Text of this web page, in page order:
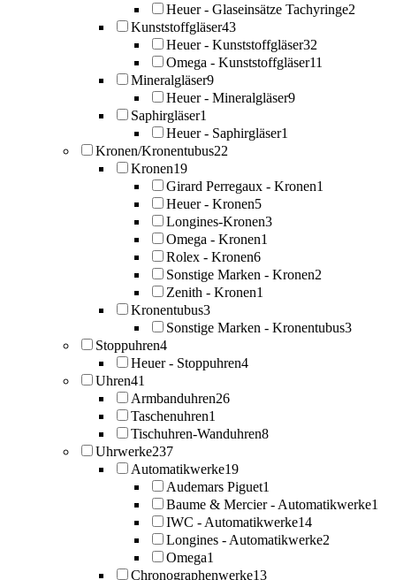
Heuer - Glaseinsätze Tachyringe2
Kunststoffgläser43
Heuer - Kunststoffgläser32
Omega - Kunststoffgläser11
Mineralgläser9
Heuer - Mineralgläser9
Saphirgläser1
Heuer - Saphirgläser1
Kronen/Kronentubus22
Kronen19
Girard Perregaux - Kronen1
Heuer - Kronen5
Longines-Kronen3
Omega - Kronen1
Rolex - Kronen6
Sonstige Marken - Kronen2
Zenith - Kronen1
Kronentubus3
Sonstige Marken - Kronentubus3
Stoppuhren4
Heuer - Stoppuhren4
Uhren41
Armbanduhren26
Taschenuhren1
Tischuhren-Wanduhren8
Uhrwerke237
Automatikwerke19
Audemars Piguet1
Baume & Mercier - Automatikwerke1
IWC - Automatikwerke14
Longines - Automatikwerke2
Omega1
Chronographenwerke13